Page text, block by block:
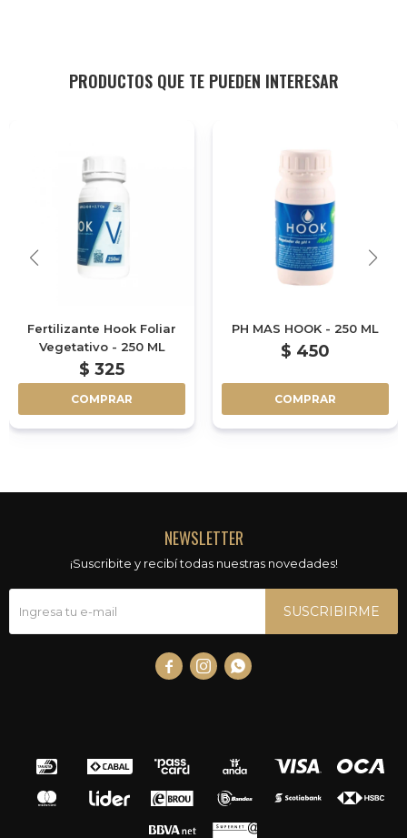
PRODUCTOS QUE TE PUEDEN INTERESAR
Fertilizante Hook Foliar
Vegetativo - 250 ML
$ 325
COMPRAR
PH MAS HOOK - 250 ML
$ 450
COMPRAR
NEWSLETTER
¡Suscribite y recibí todas nuestras novedades!
SUSCRIBIRME
  